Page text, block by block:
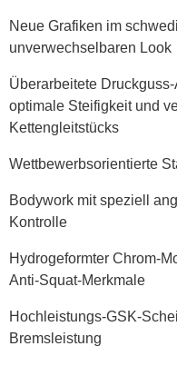
Neue Grafiken im
unverwechselbaren Look
Überarbeitete
optimale Steifigkeit und
Kettengleitstücks
Wettbewerbsorientierte
Bodywork mit speziell
Kontrolle
Hydrogeformter Chrom-
Anti-Squat-Merkmale
Hochleistungs-GSK-
Bremsleistung